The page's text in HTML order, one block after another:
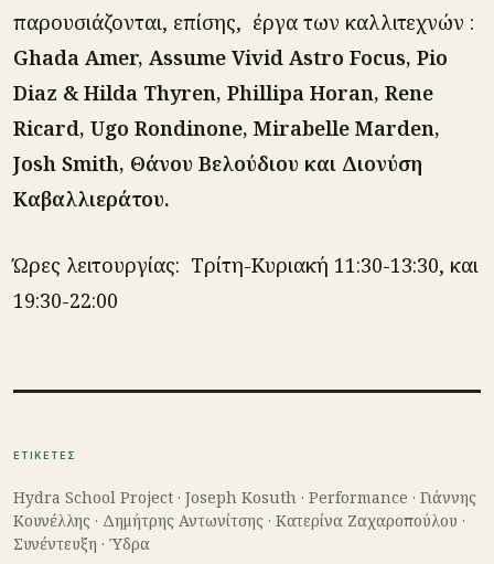
παρουσιάζονται, επίσης, έργα των καλλιτεχνών :
Ghada Amer, Assume Vivid Astro Focus, Pio
Diaz & Hilda Thyren, Phillipa Horan, Rene
Ricard, Ugo Rondinone, Mirabelle Marden,
Josh Smith, Θάνου Βελούδιου και Διονύση
Καβαλλιεράτου.
Ώρες λειτουργίας: Tρίτη-Κυριακή 11:30-13:30, και
19:30-22:00
ΕΤΙΚΕΤΕΣ
Hydra School Project · Joseph Kosuth · Performance · Γιάννης
Κουνέλλης · Δημήτρης Αντωνίτσης · Κατερίνα Ζαχαροπούλου ·
Συνέντευξη · Ύδρα